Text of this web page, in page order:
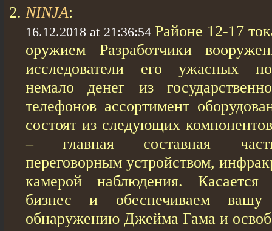
NINJA:
16.12.2018 at 21:36:54 Районе 12-17
оружием Разработчики
исследователи его ужасных
немало денег из
телефонов ассортимент
состоят из следующих
– главная составная
переговорным устройством,
камерой наблюдения.
бизнес и обеспечиваем вашу
обнаружению Джейма Гама и